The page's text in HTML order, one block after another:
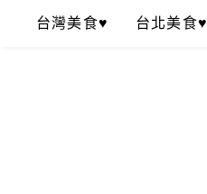
台灣美食♥ 台北美食♥